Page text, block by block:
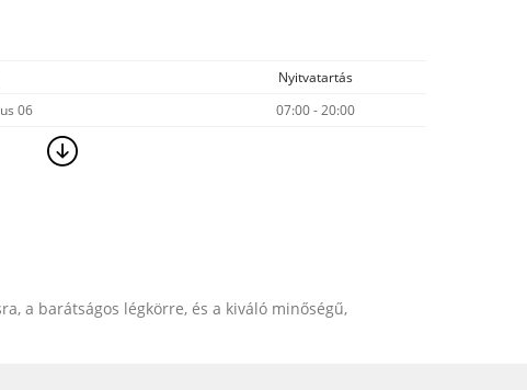
Nyitvatartás
06 07:00 - 20:00
a barátságos légkörre, és a kiváló minőségű,